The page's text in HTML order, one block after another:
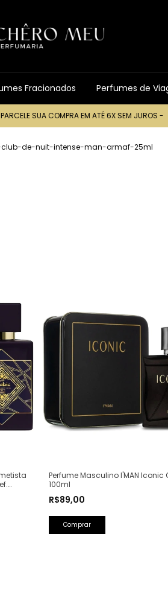
Fracionados Perfumes de
SUA COMPRA EM ATÉ 6X SEM JUROS - -
de-nuit-intense-man-armaf-25ml
Perfume Masculino I'MAN Iconic
100ml
R$89,00